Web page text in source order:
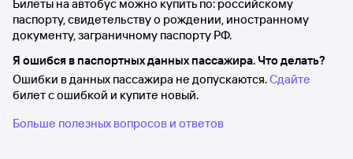
Билеты на автобус можно купить по: российскому
паспорту, свидетельству о рождении, иностранному
документу, заграничному паспорту РФ.
Я ошибся в паспортных данных пассажира. Что делать?
Ошибки в данных пассажира не допускаются.Сдайте
билет с ошибкой и купите новый.
Больше полезных вопросов и ответов